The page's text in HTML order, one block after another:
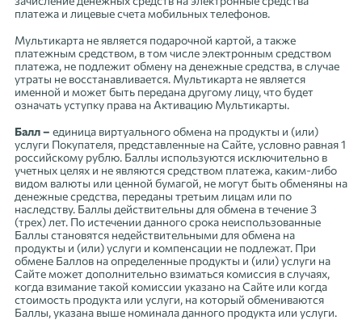
платежа и лицевые счета мобильных телефонов.
Мультикарта не является подарочной картой, а также
платежным средством, в том числе электронным средством
платежа, не подлежит обмену на денежные средства, в случае
утраты не восстанавливается. Мультикарта не является
именной и может быть передана другому лицу, что будет
означать уступку права на Активацию Мультикарты.
Балл – единица виртуального обмена на продукты и (или)
услуги Покупателя, представленные на Сайте, условно равная 1
российскому рублю. Баллы используются исключительно в
учетных целях и не являются средством платежа, каким-либо
видом валюты или ценной бумагой, не могут быть обменяны на
денежные средства, переданы третьим лицам или по
наследству. Баллы действительны для обмена в течение 3
(трех) лет. По истечении данного срока неиспользованные
Баллы становятся недействительными для обмена на
продукты и (или) услуги и компенсации не подлежат. При
обмене Баллов на определенные продукты и (или) услуги на
Сайте может дополнительно взиматься комиссия в случаях,
когда взимание такой комиссии указано на Сайте или когда
стоимость продукта или услуги, на который обмениваются
Баллы, указана выше номинала данного продукта или услуги.